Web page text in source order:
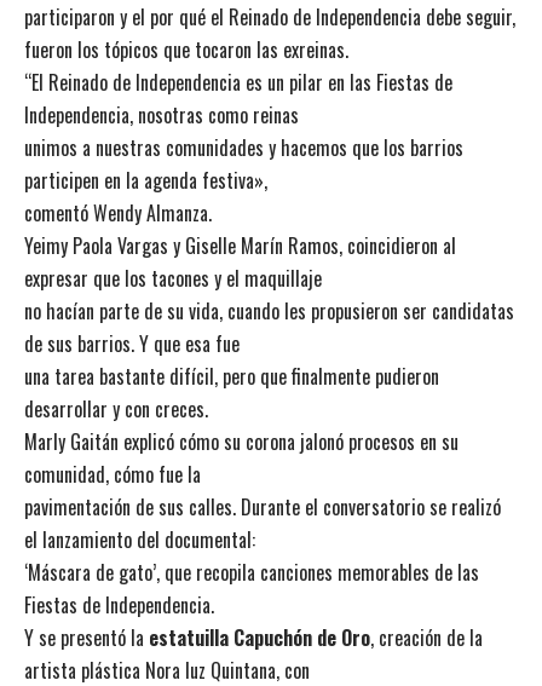
participaron y el por qué el Reinado de Independencia debe seguir,
fueron los tópicos que tocaron las exreinas.
“El Reinado de Independencia es un pilar en las Fiestas de
Independencia, nosotras como reinas
unimos a nuestras comunidades y hacemos que los barrios
participen en la agenda festiva»,
comentó Wendy Almanza.
Yeimy Paola Vargas y Giselle Marín Ramos, coincidieron al
expresar que los tacones y el maquillaje
no hacían parte de su vida, cuando les propusieron ser candidatas
de sus barrios. Y que esa fue
una tarea bastante difícil, pero que finalmente pudieron
desarrollar y con creces.
Marly Gaitán explicó cómo su corona jalonó procesos en su
comunidad, cómo fue la
pavimentación de sus calles. Durante el conversatorio se realizó
el lanzamiento del documental:
‘Máscara de gato’, que recopila canciones memorables de las
Fiestas de Independencia.
Y se presentó la estatuilla Capuchón de Oro, creación de la
artista plástica Nora luz Quintana, con